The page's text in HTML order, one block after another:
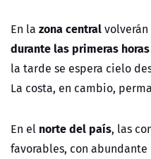
En la zona central
durante las primeras
la tarde se espera cielo
La costa, en cambio,
En el norte del país, las
favorables, con